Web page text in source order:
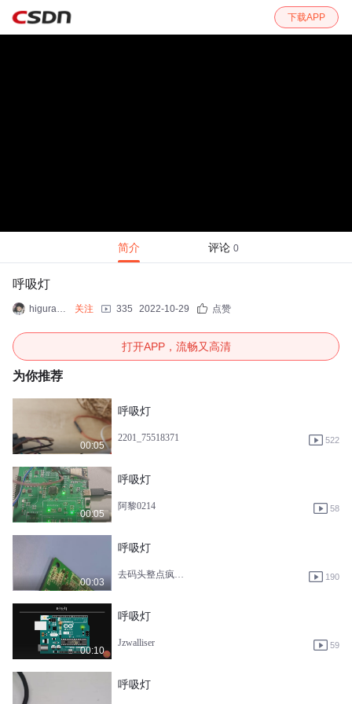
下载APP
简介 评论 0
呼吸灯
higurashi kagame 关注 335 2022-10-29 点赞
打开APP，流畅又高清
为你推荐
00:05
呼吸灯
2201_75518371 522
00:05
呼吸灯
阿黎0214 58
00:03
呼吸灯
去码头整点疯狂星期四 190
00:10
呼吸灯
Jzwalliser 59
呼吸灯